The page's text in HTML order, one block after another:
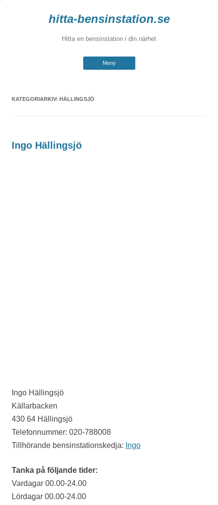
hitta-bensinstation.se
Hitta en bensinstation i din närhet
Meny
Hoppa
till
KATEGORIARKIV: HÄLLINGSJÖ
Ingo Hällingsjö
Ingo Hällingsjö
Källarbacken
430 64 Hällingsjö
Telefonnummer: 020-788008
Tillhörande bensinstationskedja: Ingo
Tanka på följande tider:
Vardagar 00.00-24.00
Lördagar 00.00-24.00